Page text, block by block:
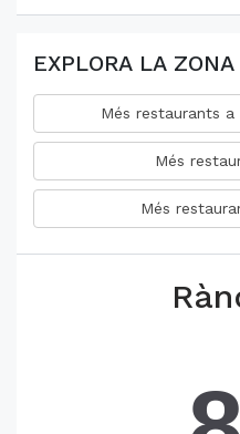
EXPLORA LA ZONA
Més restaurants
Més
Més